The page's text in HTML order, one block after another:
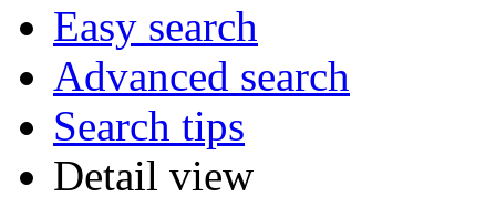
Easy search
Advanced search
Search tips
Detail view